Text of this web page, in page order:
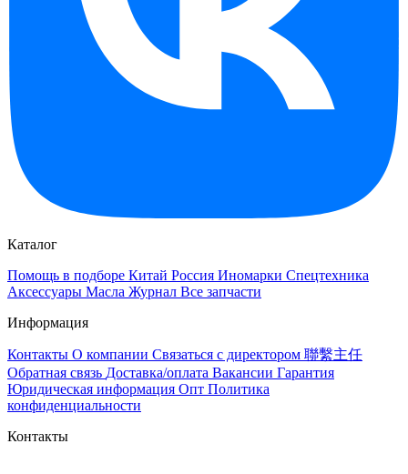
Каталог
Помощь в подборе Китай Россия Иномарки Спецтехника
Аксессуары Масла Журнал Все запчасти
Информация
Контакты О компании Связаться с директором 聯繫主任
Обратная связь Доставка/оплата Вакансии Гарантия
Юридическая информация Опт Политика
конфиденциальности
Контакты